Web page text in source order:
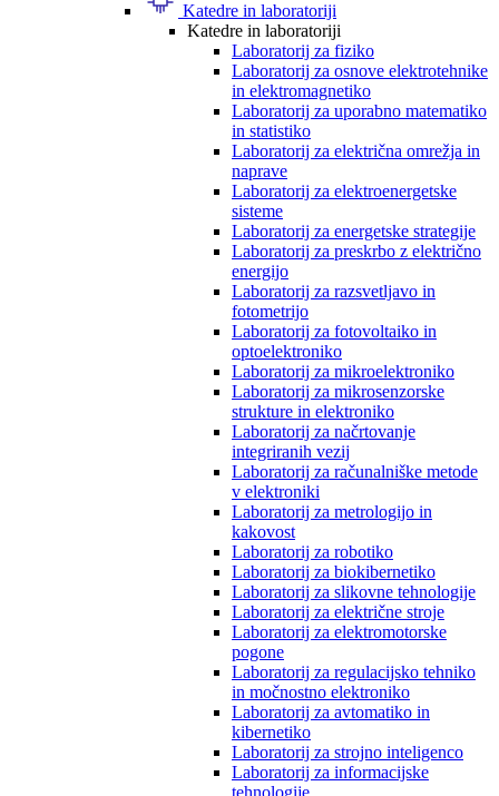
Katedre in laboratoriji
Katedre in laboratoriji
Laboratorij za fiziko
Laboratorij za osnove elektrotehnike
in elektromagnetiko
Laboratorij za uporabno matematiko
in statistiko
Laboratorij za električna omrežja in
naprave
Laboratorij za elektroenergetske
sisteme
Laboratorij za energetske strategije
Laboratorij za preskrbo z električno
energijo
Laboratorij za razsvetljavo in
fotometrijo
Laboratorij za fotovoltaiko in
optoelektroniko
Laboratorij za mikroelektroniko
Laboratorij za mikrosenzorske
strukture in elektroniko
Laboratorij za načrtovanje
integriranih vezij
Laboratorij za računalniške metode
v elektroniki
Laboratorij za metrologijo in
kakovost
Laboratorij za robotiko
Laboratorij za biokibernetiko
Laboratorij za slikovne tehnologije
Laboratorij za električne stroje
Laboratorij za elektromotorske
pogone
Laboratorij za regulacijsko tehniko
in močnostno elektroniko
Laboratorij za avtomatiko in
kibernetiko
Laboratorij za strojno inteligenco
Laboratorij za informacijske
tehnologije